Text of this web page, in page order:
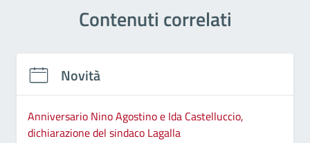
Contenuti correlati
Novità
Anniversario Nino Agostino e Ida Castelluccio,
dichiarazione del sindaco Lagalla